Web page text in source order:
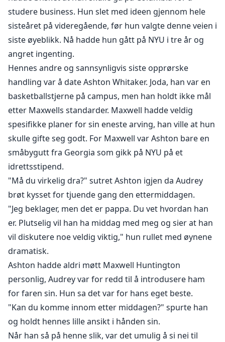
studere business. Hun slet med ideen gjennom hele
sisteåret på videregående, før hun valgte denne veien i
siste øyeblikk. Nå hadde hun gått på NYU i tre år og
angret ingenting.
Hennes andre og sannsynligvis siste opprørske
handling var å date Ashton Whitaker. Joda, han var en
basketballstjerne på campus, men han holdt ikke mål
etter Maxwells standarder. Maxwell hadde veldig
spesifikke planer for sin eneste arving, han ville at hun
skulle gifte seg godt. For Maxwell var Ashton bare en
småbygutt fra Georgia som gikk på NYU på et
idrettsstipend.
"Må du virkelig dra?" sutret Ashton igjen da Audrey
brøt kysset for tjuende gang den ettermiddagen.
"Jeg beklager, men det er pappa. Du vet hvordan han
er. Plutselig vil han ha middag med meg og sier at han
vil diskutere noe veldig viktig," hun rullet med øynene
dramatisk.
Ashton hadde aldri møtt Maxwell Huntington
personlig, Audrey var for redd til å introdusere ham
for faren sin. Hun sa det var for hans eget beste.
"Kan du komme innom etter middagen?" spurte han
og holdt hennes lille ansikt i hånden sin.
Når han så på henne slik, var det umulig å si nei til